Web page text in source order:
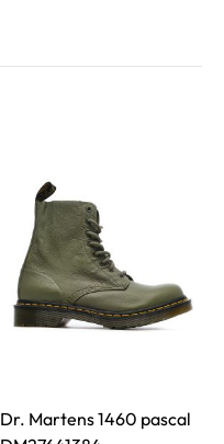
Dr. Martens 1460 pascal